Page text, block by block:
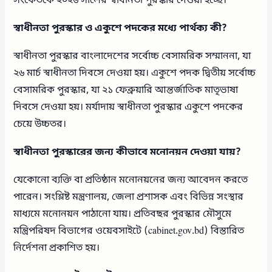
স্বাধীনতা পুরস্কার ও একুশে পদকের মধ্যে পার্থক্য কী?
স্বাধীনতা পুরস্কার বাংলাদেশের সর্বোচ্চ বেসামরিক সম্মাননা, যা
২৬ মার্চ স্বাধীনতা দিবসে দেওয়া হয়। একুশে পদক দ্বিতীয় সর্বোচ্চ
বেসামরিক পুরস্কার, যা ২১ ফেব্রুয়ারি আন্তর্জাতিক মাতৃভাষা
দিবসে দেওয়া হয়। মর্যাদায় স্বাধীনতা পুরস্কার একুশে পদকের
চেয়ে উচ্চতর।
স্বাধীনতা পুরস্কারের জন্য কীভাবে মনোনয়ন দেওয়া যায়?
যেকোনো ব্যক্তি বা প্রতিষ্ঠান মনোনয়নের জন্য আবেদন করতে
পারেন। সংশ্লিষ্ট মন্ত্রণালয়, জেলা প্রশাসক এবং বিভিন্ন সংস্থার
মাধ্যমে মনোনয়ন পাঠানো যায়। প্রতিবছর পুরস্কার মৌসুমে
মন্ত্রিপরিষদ বিভাগের ওয়েবসাইটে (cabinet.gov.bd) বিস্তারিত
নির্দেশনা প্রকাশিত হয়।